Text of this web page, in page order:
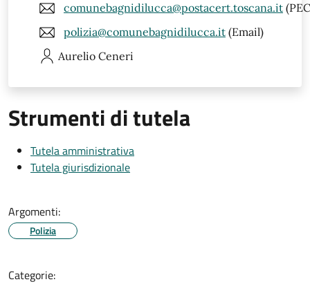
comunebagnidilucca@postacert.toscana.it
polizia@comunebagnidilucca.it (Email)
Aurelio Ceneri
Strumenti di tutela
Tutela amministrativa
Tutela giurisdizionale
Argomenti:
Polizia
Categorie: